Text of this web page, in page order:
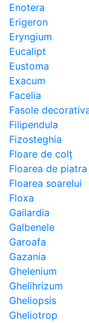
Enotera
Erigeron
Eryngium
Eucalipt
Eustoma
Exacum
Facelia
Fasole
Filipendula
Fizosteghia
Floare de colț
Floarea de piatra
Floarea soarelui
Floxa
Gailardia
Galbenele
Garoafa
Gazania
Ghelenium
Ghelihrizum
Gheliopsis
Gheliotrop